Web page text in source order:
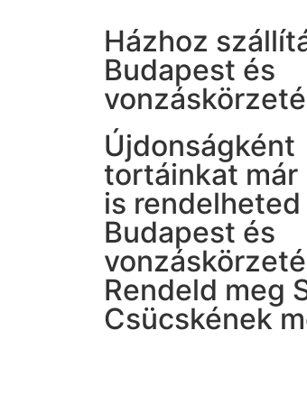
Házhoz
Budapest és
Újdonságként
tortáinkat már
is rendelheted
Budapest és
Rendeld meg
Csücskének